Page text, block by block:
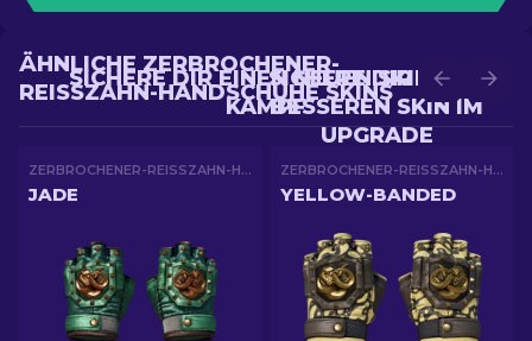
SICHERE DIR EINEN
BESSEREN SKIN IM
UPGRADE
SICHERE DIR EINEN NEUEN SKIN IM
KAMPF
ÄHNLICHE ZERBROCHENER-
REISSZAHN-HANDSCHUHE SKINS
ZERBROCHENER-REISSZAHN-HANDSCHUHE
JADE
ZERBROCHENER-REISSZAHN-HANDSCHUHE
YELLOW-BANDED